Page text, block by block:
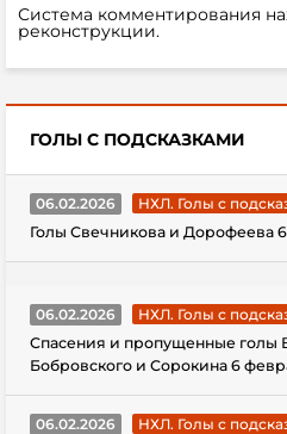
Система комментирования
реконструкции.
ГОЛЫ С ПОДСКАЗКАМИ
06.02.2026
НХЛ. Голы с
Голы Свечникова и Дорофеева
06.02.2026
НХЛ. Голы с
Спасения и пропущенные голы
Бобровского и Сорокина 6
06.02.2026
НХЛ. Голы с